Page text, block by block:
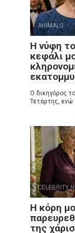
ANIMALS
Η νύφη
κεφάλι
Ο δικηγόρος
Τετάρτης, ενώ
CELEBRITY
Η κόρη
της